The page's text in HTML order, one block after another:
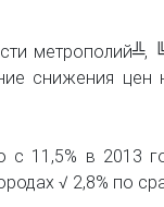
метрополий╩,
снижения
11,5% в 2013
√ 2,8% по